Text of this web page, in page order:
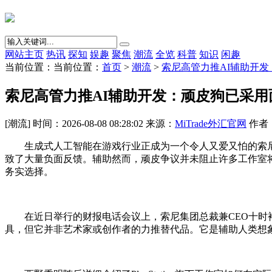
网站主页 热讯 探知 娱趣 聚焦 潮流 全览 科普 知识 闲趣
当前位置：当前位置： 首页 > 潮流 > 索尼高管力推AI辅助开
索尼高管力推AI辅助开发：顽皮狗已采
[潮流] 时间：2026-08-08 08:28:02 来源： MiTrade外汇官网 作者
生成式人工智能在游戏行业正成为一个令人又爱又怕的索
致了大量负面反馈。辅助然而，顽皮争议并未阻止许多工作
务实选择。
在近日举行的财报电话会议上，索尼集团总裁兼CEO十时
具，但它并非艺术家或创作者的力推替代品。它是辅助人类想